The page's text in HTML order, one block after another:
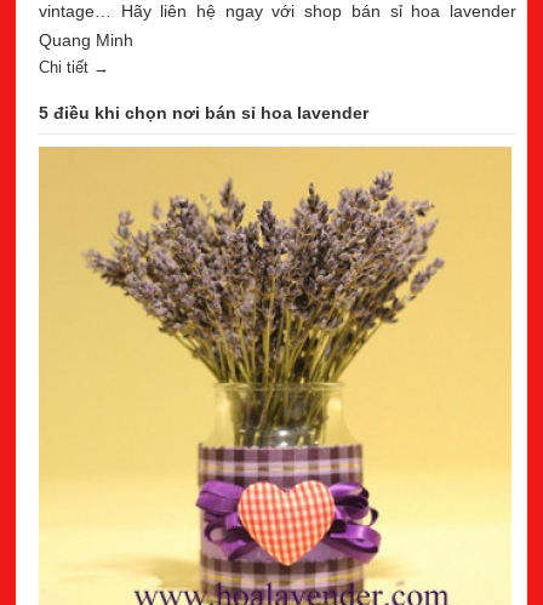
vintage… Hãy liên hệ ngay với shop bán sỉ hoa lavender
Quang Minh
Chi tiết →
5 điều khi chọn nơi bán sỉ hoa lavender